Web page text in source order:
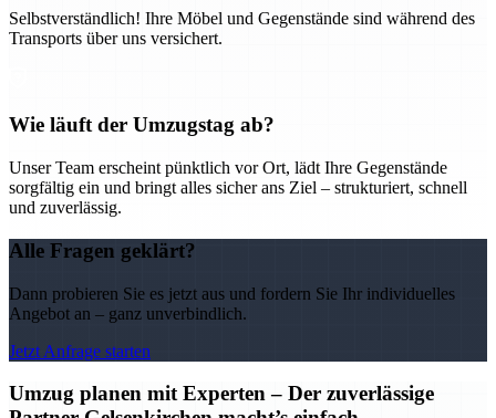
Selbstverständlich! Ihre Möbel und Gegenstände sind während des
Transports über uns versichert.
Wie läuft der Umzugstag ab?
Unser Team erscheint pünktlich vor Ort, lädt Ihre Gegenstände
sorgfältig ein und bringt alles sicher ans Ziel – strukturiert, schnell
und zuverlässig.
Alle Fragen geklärt?
Dann probieren Sie es jetzt aus und fordern Sie Ihr individuelles
Angebot an – ganz unverbindlich.
Jetzt Anfrage starten
Umzug planen mit Experten – Der zuverlässige